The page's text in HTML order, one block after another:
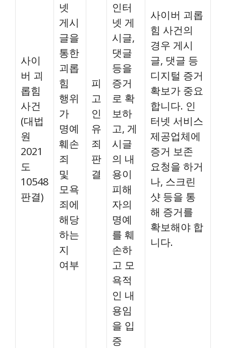
사이
버 괴
롭힘
사건
(대법
원
2021
도
10548
판결)
넷
게시
글을
통한
괴롭
힘
행위
가
명예
훼손
죄
및
모욕
죄에
해당
하는
지
여부
피
고
인
유
죄
판
결
인터
넷 게
시글,
댓글
등을
증거
로 확
보하
고, 게
시글
의 내
용이
피해
자의
명예
를 훼
손하
고 모
욕적
인 내
용임
을 입
증
사이버 괴롭
힘 사건의
경우 게시
글, 댓글 등
디지털 증거
확보가 중요
합니다. 인
터넷 서비스
제공업체에
증거 보존
요청을 하거
나, 스크린
샷 등을 통
해 증거를
확보해야 합
니다.